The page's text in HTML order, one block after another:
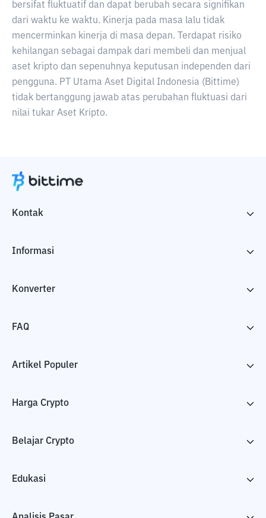
bersifat fluktuatif dan dapat berubah secara signifikan
dari waktu ke waktu. Kinerja pada masa lalu tidak
mencerminkan kinerja di masa depan. Terdapat risiko
kehilangan sebagai dampak dari membeli dan menjual
aset kripto dan sepenuhnya keputusan independen dari
pengguna. PT Utama Aset Digital Indonesia (Bittime)
tidak bertanggung jawab atas perubahan fluktuasi dari
nilai tukar Aset Kripto.
Kontak
Informasi
Konverter
FAQ
Artikel Populer
Harga Crypto
Belajar Crypto
Edukasi